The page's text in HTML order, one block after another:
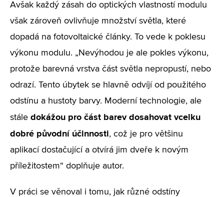
Avšak každý zásah do optických vlastností modulu
však zároveň ovlivňuje množství světla, které
dopadá na fotovoltaické články. To vede k poklesu
výkonu modulu. „Nevýhodou je ale pokles výkonu,
protože barevná vrstva část světla nepropustí, nebo
odrazí. Tento úbytek se hlavně odvíjí od použitého
odstínu a hustoty barvy. Moderní technologie, ale
stále dokážou pro část barev dosahovat vcelku
dobré původní účinnosti, což je pro většinu
aplikací dostačující a otvírá jim dveře k novým
příležitostem“ doplňuje autor.
V práci se věnoval i tomu, jak různé odstíny